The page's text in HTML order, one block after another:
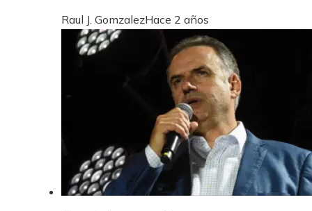
Raul J. GomzalezHace 2 años